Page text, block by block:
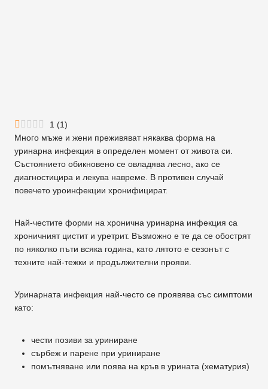
1 (1)
Много мъже и жени преживяват някаква форма на
уринарна инфекция в определен момент от живота си.
Състоянието обикновено се овладява лесно, ако се
диагностицира и лекува навреме. В противен случай
повечето уроинфекции хронифицират.
Най-честите форми на хронична уринарна инфекция са
хроничният цистит и уретрит. Възможно е те да се обострят
по няколко пъти всяка година, като лятото е сезонът с
техните най-тежки и продължителни прояви.
Уринарната инфекция най-често се проявява със симптоми
като:
чести позиви за уриниране
сърбеж и парене при уриниране
помътняване или поява на кръв в урината (хематурия)